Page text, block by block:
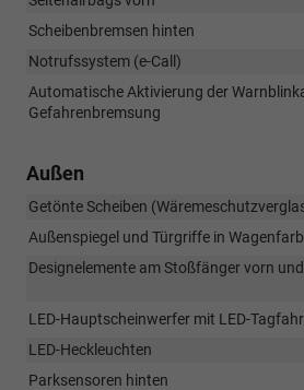
Scheibenbremsen hinten
Notrufssystem (e-Call)
Automatische Aktivierung der
Gefahrenbremsung
Außen
Getönte Scheiben
Außenspiegel und Türgriffe in
Designelemente am Stoßfänger vorn
LED-Hauptscheinwerfer mit LED-
LED-Heckleuchten
Parksensoren hinten